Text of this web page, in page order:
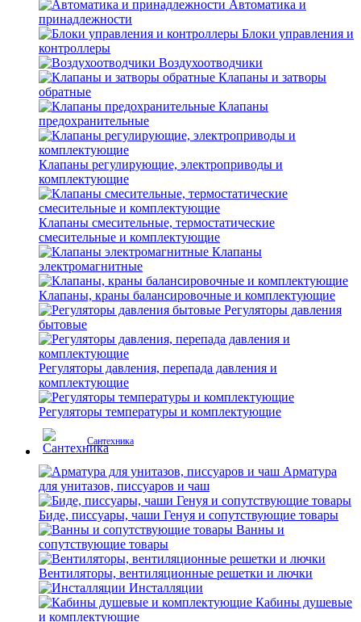
Автоматика и
принадлежности
Блоки управления и
контроллеры
Воздухоотводчики
Клапаны и затворы
обратные
Клапаны
предохранительные
Клапаны регулирующие, электроприводы и
комплектующие
Клапаны смесительные, термостатические
смесительные и комплектующие
Клапаны
электромагнитные
Клапаны, краны балансировочные и комплектующие
Регуляторы давления
бытовые
Регуляторы давления, перепада давления и
комплектующие
Регуляторы температуры и комплектующие
Сантехника
Арматура
для унитазов, писсуаров и чаш
Биде, писсуары, чаши Генуя и сопутствующие товары
Ванны и
сопутствующие товары
Вентиляторы, вентиляционные решетки и лючки
Инсталляции
Кабины душевые
и комплектующие